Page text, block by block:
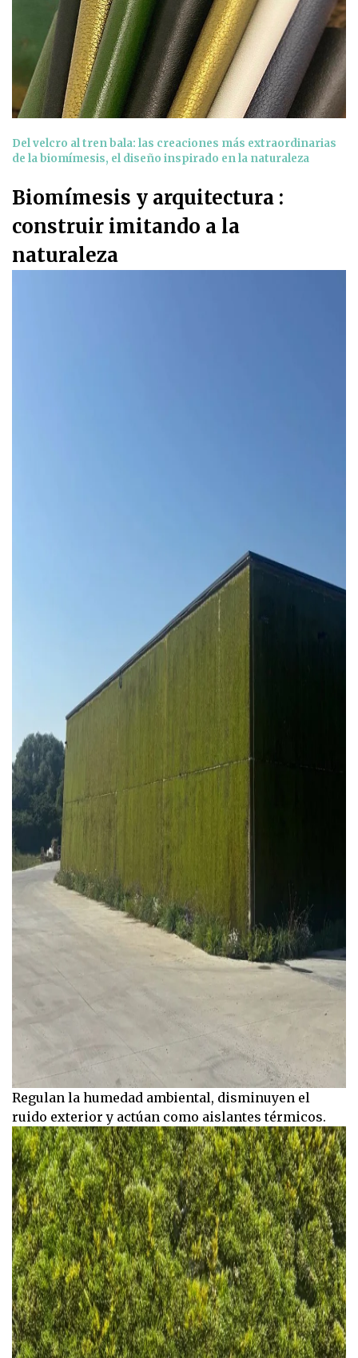
Del velcro al tren bala: las creaciones más extraordinarias
de la biomímesis, el diseño inspirado en la naturaleza
Biomímesis y arquitectura :
construir imitando a la
naturaleza
Regulan la humedad ambiental, disminuyen el
ruido exterior y actúan como aislantes térmicos.